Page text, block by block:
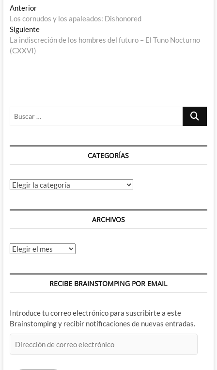
Navegación
de
entradas
AnteriorEntrada
anterior:
Los cornudos y los apaleados: Dishonored
SiguienteEntrada
siguiente:
La indiscreción de los hombres del futuro – El Tuno Nocturno
(CXXVI)
Buscar
CATEGORÍAS
Categorías
ARCHIVOS
Archivos
RECIBE BRAINSTOMPING POR EMAIL
Introduce tu correo electrónico para suscribirte a este
Brainstomping y recibir notificaciones de nuevas entradas.
de